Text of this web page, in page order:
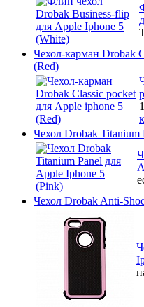
Чехол-карман Drobak
(Red)
Чехол Drobak Titanium
Чехол Drobak Anti-